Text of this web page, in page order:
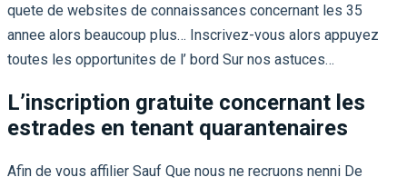
quete de websites de connaissances concernant les 35
annee alors beaucoup plus… Inscrivez-vous alors appuyez
toutes les opportunites de l’ bord Sur nos astuces…
L’inscription gratuite concernant les
estrades en tenant quarantenaires
Afin de vous affilier Sauf Que nous ne recruons nenni De